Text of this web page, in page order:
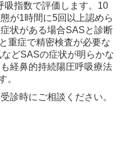
吸指数で評価します。10
が1時間に5回以上認めら
状がある場合SASと診断
重症で精密検査が必要な
どSASの症状が明らかな
経鼻的持続陽圧呼吸療法
。
診時にご相談ください。